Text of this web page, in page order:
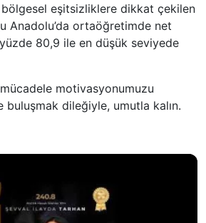
eşitsizliklere dikkat çekilen
Anadolu’da ortaöğretimde net
yüzde 80,9 ile en düşük seviyede
mücadele motivasyonumuzu
buluşmak dileğiyle, umutla kalın.